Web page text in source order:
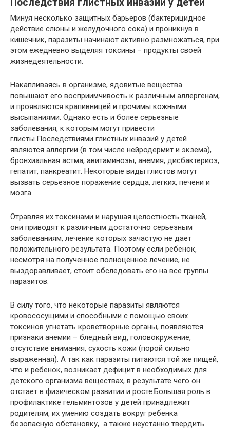
Минуя несколько защитных барьеров (бактерицидное
действие слюны и желудочного сока) и проникнув в
кишечник, паразиты начинают активно размножаться, при
этом ежедневно выделяя токсины – продукты своей
жизнедеятельности.
Накапливаясь в организме, ядовитые вещества
повышают его восприимчивость к различным аллергенам,
и проявляются крапивницей и прочимы кожными
высыпаниями. Однако есть и более серьезные
заболевания, к которым могут привести
глисты.Последствиями глистных инвазий у детей
являются аллергии (в том числе нейродермит и экзема),
бронхиальная астма, авитаминозы, анемия, дисбактериоз,
гепатит, панкреатит. Некоторые виды глистов могут
вызвать серьезное поражение сердца, легких, печени и
мозга.
Отравляя их токсинами и нарушая целостность тканей,
они приводят к различным достаточно серьезным
заболеваниям, лечение которых зачастую не дает
положительного результата. Поэтому если ребенок,
несмотря на полученное полноценное лечение, не
выздоравливает, стоит обследовать его на все группы
паразитов.
В силу того, что некоторые паразиты являются
кровососущими и способными с помощью своих
токсинов угнетать кроветворные органы, появляются
признаки анемии – бледный вид, головокружение,
отсутствие внимания, сухость кожи (порой сильно
выраженная). А так как паразиты питаются той же пищей,
что и ребенок, возникает дефицит в необходимых для
детского организма веществах, в результате чего он
отстает в физическом развитии и росте.Большая роль в
профилактике гельминтозов у детей принадлежит
родителям, их умению создать вокруг ребенка
безопасную обстановку, а также неустанно твердить